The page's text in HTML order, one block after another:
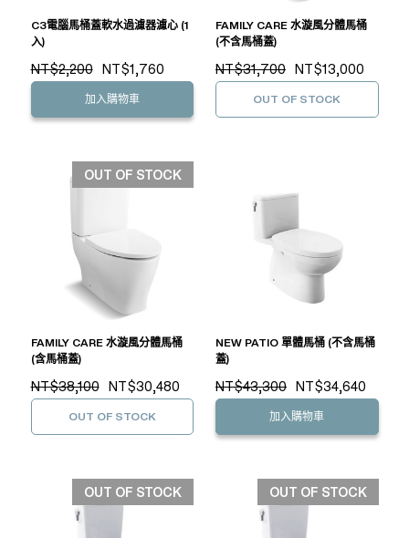
C3電腦馬桶蓋軟水過濾器濾心 (1
入)
NT$2,200 NT$1,760
加入購物車
FAMILY CARE 水漩風分體馬桶
(不含馬桶蓋)
NT$31,700 NT$13,000
OUT OF STOCK
OUT OF STOCK
FAMILY CARE 水漩風分體馬桶
(含馬桶蓋)
NT$38,100 NT$30,480
OUT OF STOCK
NEW PATIO 單體馬桶 (不含馬桶
蓋)
NT$43,300 NT$34,640
加入購物車
OUT OF STOCK OUT OF STOCK